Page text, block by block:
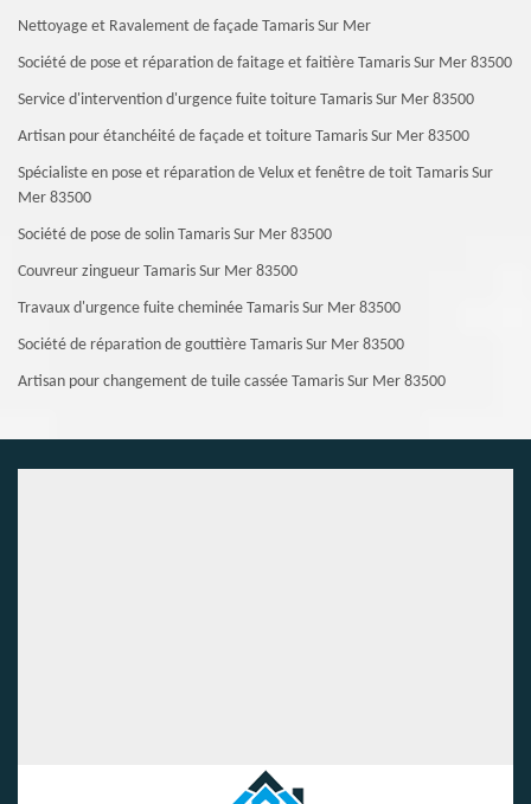
Nettoyage et Ravalement de façade Tamaris Sur Mer
Société de pose et réparation de faitage et faitière Tamaris Sur Mer 83500
Service d'intervention d'urgence fuite toiture Tamaris Sur Mer 83500
Artisan pour étanchéité de façade et toiture Tamaris Sur Mer 83500
Spécialiste en pose et réparation de Velux et fenêtre de toit Tamaris Sur
Mer 83500
Société de pose de solin Tamaris Sur Mer 83500
Couvreur zingueur Tamaris Sur Mer 83500
Travaux d'urgence fuite cheminée Tamaris Sur Mer 83500
Société de réparation de gouttière Tamaris Sur Mer 83500
Artisan pour changement de tuile cassée Tamaris Sur Mer 83500